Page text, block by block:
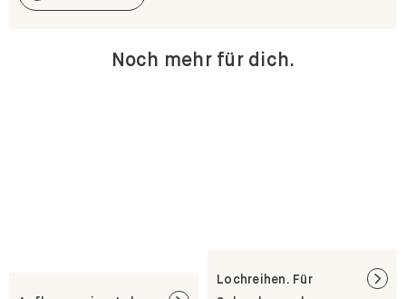
Noch mehr für dich.
Lochreihen. Für